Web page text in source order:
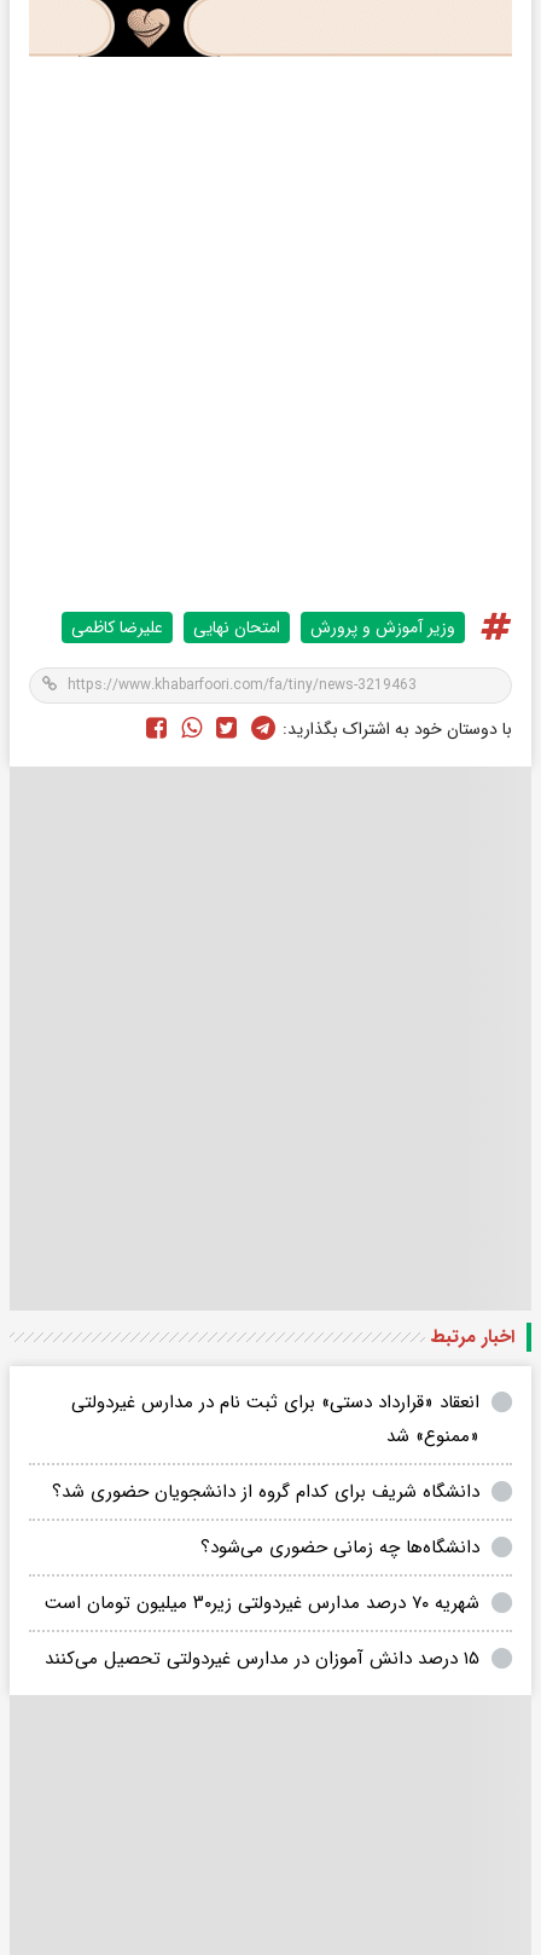
وزیر آموزش و پرورش امتحان نهایی علیرضا کاظمی
با دوستان خود به اشتراک بگذارید:
اخبار مرتبط
انعقاد «قرارداد دستی» برای ثبت نام در مدارس غیردولتی
«ممنوع» شد
دانشگاه شریف برای کدام گروه از دانشجویان حضوری شد؟
دانشگاه‌ها چه زمانی حضوری می‌شود؟
شهریه ۷۰ درصد مدارس غیردولتی زیر۳۰ میلیون تومان است
۱۵ درصد دانش آموزان در مدارس غیردولتی تحصیل می‌کنند